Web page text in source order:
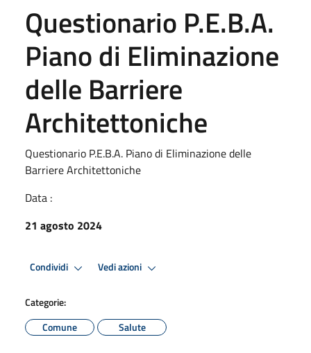
Questionario P.E.B.A.
Piano di Eliminazione
delle Barriere
Architettoniche
Questionario P.E.B.A. Piano di Eliminazione delle
Barriere Architettoniche
Data :
21 agosto 2024
Condividi Vedi azioni
Categorie:
Comune
Salute